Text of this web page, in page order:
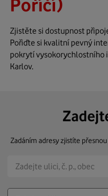
Poříčí)
Zjistěte si dostupnost
Pořiďte si kvalitní pevný
pokrytí vysokorychlostního
Karlov.
Zadáním adresy zjistíte